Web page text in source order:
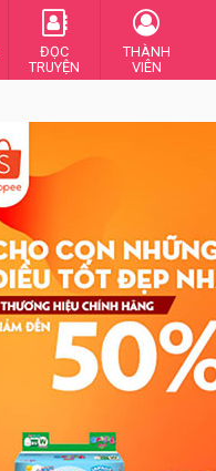
ĐỌC
TRUYỆN
THÀNH
VIÊN